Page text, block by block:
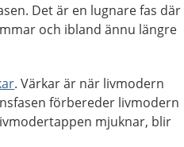
Det är en lugnare fas där
och ibland ännu längre
. Värkar är när livmodern
förbereder livmodern
mjuknar, blir